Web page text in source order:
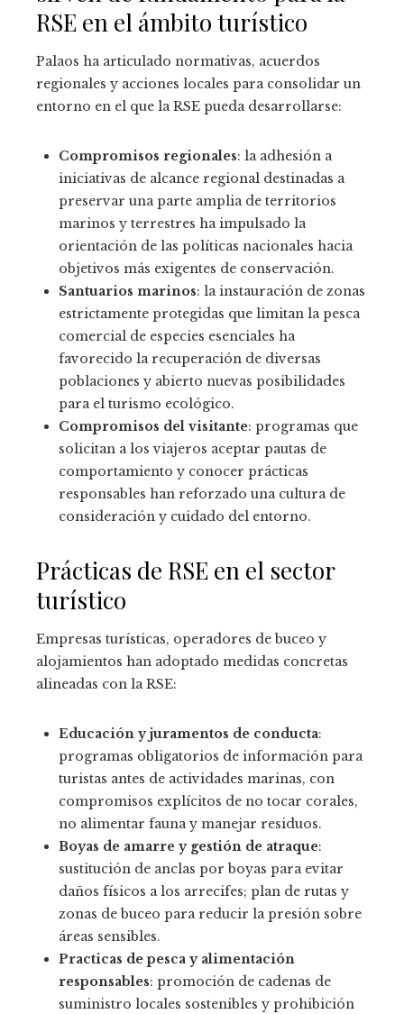
RSE en el ámbito turístico
Palaos ha articulado normativas, acuerdos
regionales y acciones locales para consolidar un
entorno en el que la RSE pueda desarrollarse:
Compromisos regionales: la adhesión a
iniciativas de alcance regional destinadas a
preservar una parte amplia de territorios
marinos y terrestres ha impulsado la
orientación de las políticas nacionales hacia
objetivos más exigentes de conservación.
Santuarios marinos: la instauración de zonas
estrictamente protegidas que limitan la pesca
comercial de especies esenciales ha
favorecido la recuperación de diversas
poblaciones y abierto nuevas posibilidades
para el turismo ecológico.
Compromisos del visitante: programas que
solicitan a los viajeros aceptar pautas de
comportamiento y conocer prácticas
responsables han reforzado una cultura de
consideración y cuidado del entorno.
Prácticas de RSE en el sector
turístico
Empresas turísticas, operadores de buceo y
alojamientos han adoptado medidas concretas
alineadas con la RSE:
Educación y juramentos de conducta:
programas obligatorios de información para
turistas antes de actividades marinas, con
compromisos explícitos de no tocar corales,
no alimentar fauna y manejar residuos.
Boyas de amarre y gestión de atraque:
sustitución de anclas por boyas para evitar
daños físicos a los arrecifes; plan de rutas y
zonas de buceo para reducir la presión sobre
áreas sensibles.
Practicas de pesca y alimentación
responsables: promoción de cadenas de
suministro locales sostenibles y prohibición